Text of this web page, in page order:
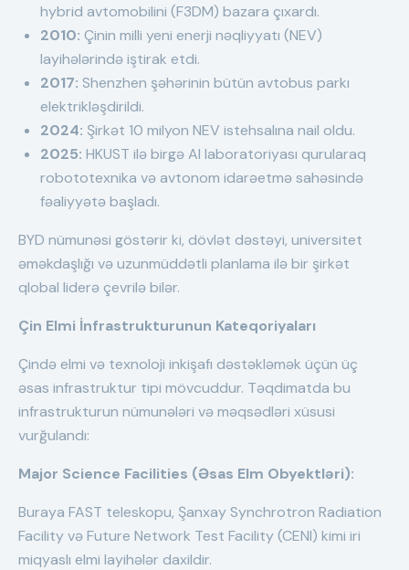
hybrid avtomobilini (F3DM) bazara çıxardı.
2010: Çinin milli yeni enerji nəqliyyatı (NEV)
layihələrində iştirak etdi.
2017: Shenzhen şəhərinin bütün avtobus parkı
elektrikləşdirildi.
2024: Şirkət 10 milyon NEV istehsalına nail oldu.
2025: HKUST ilə birgə AI laboratoriyası qurularaq
robototexnika və avtonom idarəetmə sahəsində
fəaliyyətə başladı.
BYD nümunəsi göstərir ki, dövlət dəstəyi, universitet
əməkdaşlığı və uzunmüddətli planlama ilə bir şirkət
qlobal liderə çevrilə bilər.
Çin Elmi İnfrastrukturunun Kateqoriyaları
Çində elmi və texnoloji inkişafı dəstəkləmək üçün üç
əsas infrastruktur tipi mövcuddur. Təqdimatda bu
infrastrukturun nümunələri və məqsədləri xüsusi
vurğulandı:
Major Science Facilities (Əsas Elm Obyektləri):
Buraya FAST teleskopu, Şanxay Synchrotron Radiation
Facility və Future Network Test Facility (CENI) kimi iri
miqyaslı elmi layihələr daxildir.